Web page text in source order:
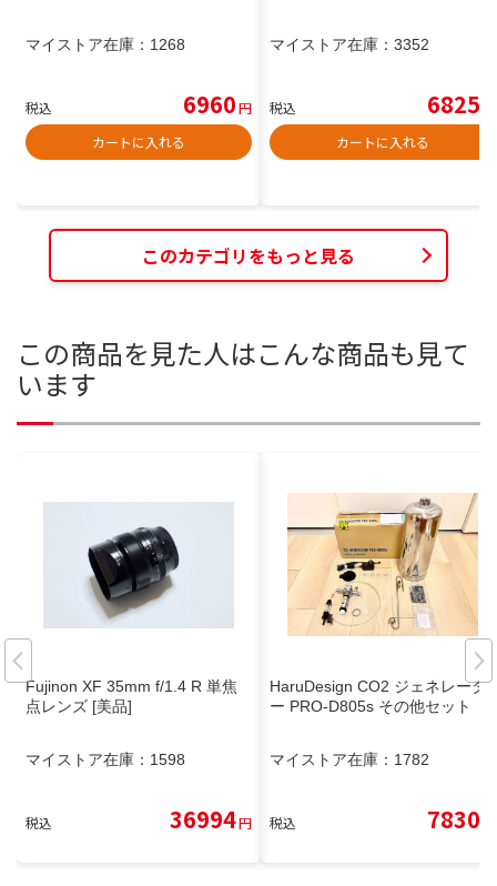
マイストア在庫： 1268
税込 6960円
カートに入れる
マイストア在庫： 3352
税込 6825
カートに入れる
このカテゴリをもっと見る
この商品を見た人はこんな商品も見て
います
Fujinon XF 35mm f/1.4 R 単焦
点レンズ [美品]
マイストア在庫： 1598
税込 36994円
HaruDesign CO2 ジェネレータ
ー PRO-D805s その他セット
マイストア在庫： 1782
税込 7830